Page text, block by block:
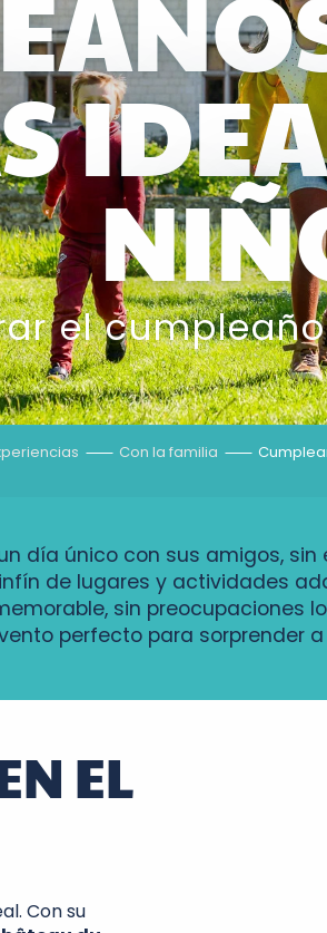
el
Con la familia
día único con sus amigos,
de lugares y actividades
sin preocupaciones
perfecto para sorprender
EL
Con su